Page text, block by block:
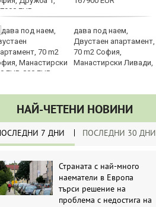
дава под наем,
Двустаен апартамент,
70 m2 София,
Манастирски Ливади,
EUR
НАЙ-ЧЕТЕНИ НОВИНИ
7 ДНИ ПОСЛЕДНИ 30 ДНИ
Страната с най-много
наематели в Европа
търси решение на
проблема с недостига на